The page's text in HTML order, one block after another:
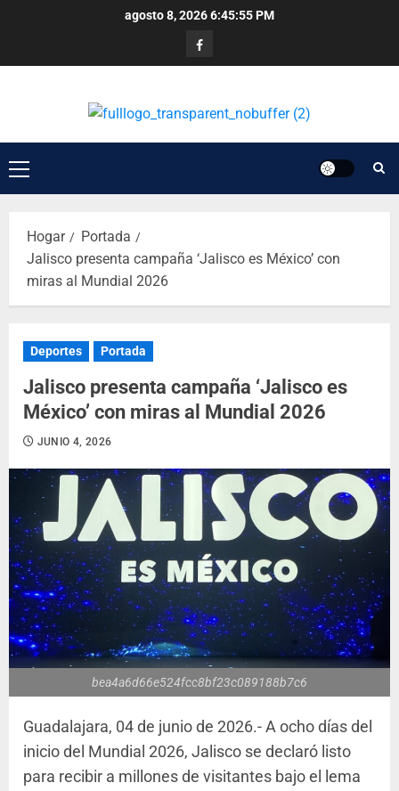
agosto 8, 20266:45:55 PM
Hogar
Portada
Jalisco presenta campaña ‘Jalisco es México’ con
miras al Mundial 2026
Deportes Portada
Jalisco presenta campaña ‘Jalisco es
México’ con miras al Mundial 2026
JUNIO 4, 2026
bea4a6d66e524fcc8bf23c089188b7c6
Guadalajara, 04 de junio de 2026.- A ocho días del
inicio del Mundial 2026, Jalisco se declaró listo
para recibir a millones de visitantes bajo el lema